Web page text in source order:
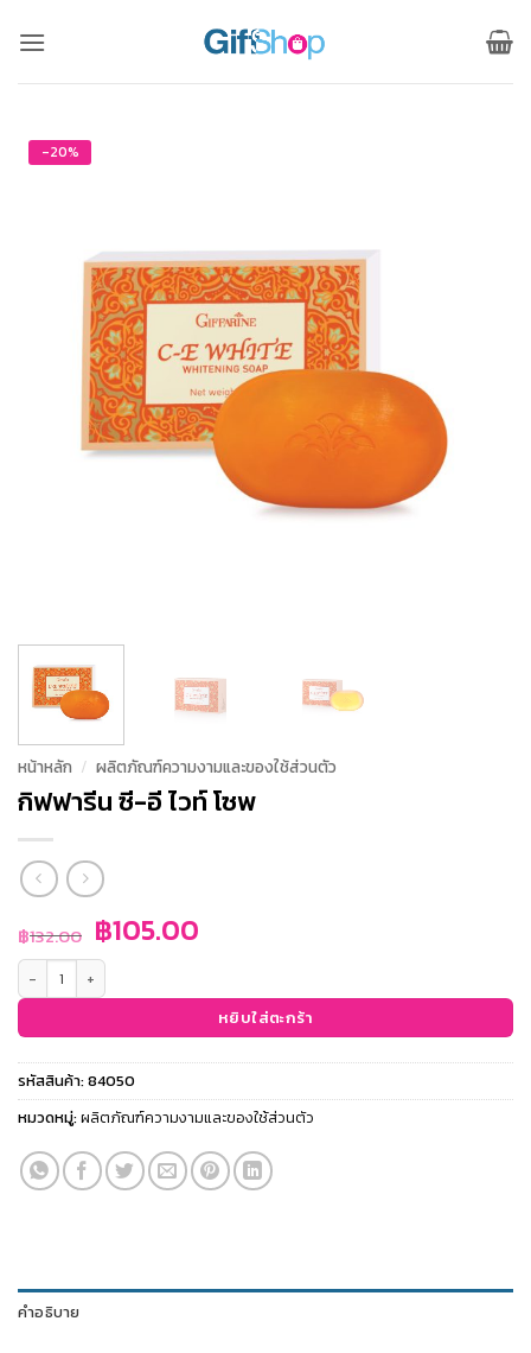
-20%
หน้าหลัก / ผลิตภัณฑ์ความงามและของใช้ส่วนตัว
กิฟฟารีน ซี-อี ไวท์ โซพ
฿132.00 Original
price
was:
฿105.00Current
฿105.00.
จำนวน กิฟฟารีน ซี-อี ไวท์ โซพ ชิ้น
หยิบใส่ตะกร้า
รหัสสินค้า:84050
หมวดหมู่:ผลิตภัณฑ์ความงามและของใช้ส่วนตัว
คำอธิบาย